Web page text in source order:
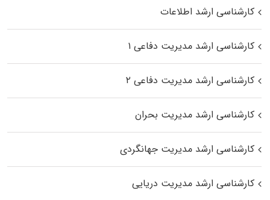
کارشناسی ارشد اطلاعات
کارشناسی ارشد مدیریت دفاعی ۱
کارشناسی ارشد مدیریت دفاعی ۲
کارشناسی ارشد مدیریت بحران
کارشناسی ارشد مدیریت جهانگردی
کارشناسی ارشد مدیریت دریایی